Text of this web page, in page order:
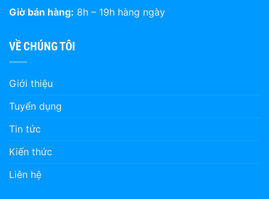
Giờ bán hàng: 8h – 19h hàng ngày
VỀ CHÚNG TÔI
Giới thiệu
Tuyển dụng
Tin tức
Kiến thức
Liên hệ